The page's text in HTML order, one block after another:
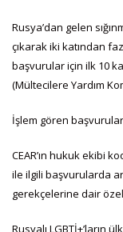
Rusya’dan gelen
çıkarak iki katından
başvurular için ilk 10
(Mültecilere Yardım
İşlem gören
CEAR’ın hukuk ekibi
ile ilgili başvurularda
gerekçelerine dair
Rusyalı LGBTİ+’ların